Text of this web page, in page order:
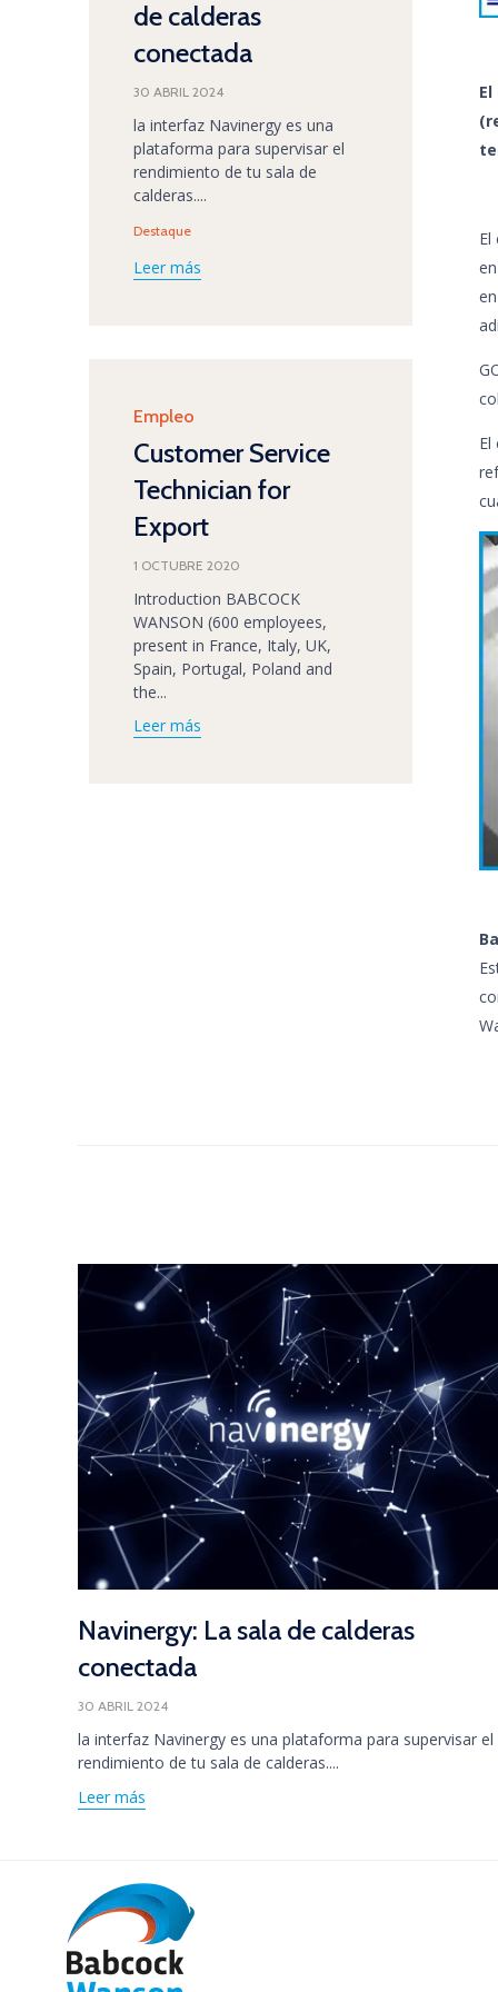
El
de calderas
conectada
30 ABRIL 2024
la interfaz Navinergy es una
plataforma para supervisar el
rendimiento de tu sala de
calderas....
Tags
Destaque
Leer más
Category
Empleo
Customer Service
Technician for
Export
1 OCTUBRE 2020
Introduction BABCOCK
WANSON (600 employees,
present in France, Italy, UK,
Spain, Portugal, Poland and
the...
Leer más
Navinergy: La sala de calderas
conectada
30 ABRIL 2024
la interfaz Navinergy es una plataforma para supervisar el
rendimiento de tu sala de calderas....
Leer más